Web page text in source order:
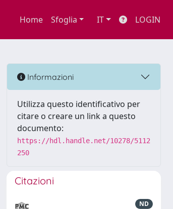
Home Sfoglia IT LOGIN
Informazioni
Utilizza questo identificativo per
citare o creare un link a questo
documento:
https://hdl.handle.net/10278/5112
250
Citazioni
ND